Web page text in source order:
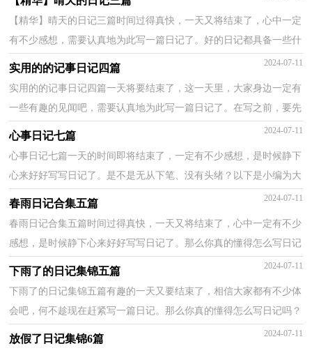
【精华】晴天的日记三篇时间过得真快，一天又将结束了，心中一定
有不少感想，需要认真地为此写一篇日记了。好的日记都具备一些什
么特点呢？以下是小编精心整理的晴天的日记3篇，希望...
实用的的记事日记四篇 2024-07-11
实用的的记事日记四篇一天将要结束了，这一天里，大家身边一定有
一些有趣的见闻吧，需要认真地为此写一篇日记了。在写之前，要先
考虑好内容和结构喔！以下是小编为大家整理的的记事日...
心事日记七篇 2024-07-11
心事日记七篇一天的时间即将结束了，一定有不少感想，是时候静下
心来好好写写日记了。是不是无从下笔、没有头绪？以下是小编为大
家收集的心事日记7篇，欢迎大家借鉴与参考，希望对大...
春雨日记合集五篇 2024-07-11
春雨日记合集五篇时间过得真快，一天又将结束了，心中一定有不少
感想，是时候静下心来好好写写日记了。那么你真的懂得怎么写日记
吗？以下是小编整理的春雨日记5篇，希望能够帮助到大...
下雨了的日记集锦五篇 2024-07-11
下雨了的日记集锦五篇有趣的一天又要结束了，相信大家都有不少体
会吧，何不趁现在赶紧写一篇日记。那么你真的懂得怎么写日记吗？
以下是小编为大家整理的下雨了的日记5篇，希望对大...
放假了日记集锦6篇 2024-07-11